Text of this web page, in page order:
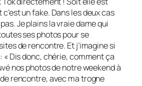
un fake. Dans les deux cas
Je plains la vraie dame qui
ses photos pour se
de rencontre. Et j’imagine si
« Dis donc, chérie, comment ça
nos photos de notre weekend à
rencontre, avec ma trogne